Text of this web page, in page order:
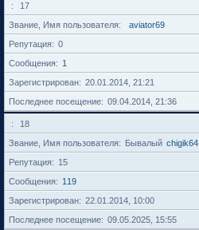
17
Звание, Имя пользователя
aviator69
Репутация
0
Сообщения
1
Зарегистрирован
20.01.2014, 21:21
Последнее посещение
09.04.2014, 21:36
18
Звание, Имя пользователя
Бывалый chigik64
Репутация
15
Сообщения
119
Зарегистрирован
22.01.2014, 10:00
Последнее посещение
09.05.2025, 15:55